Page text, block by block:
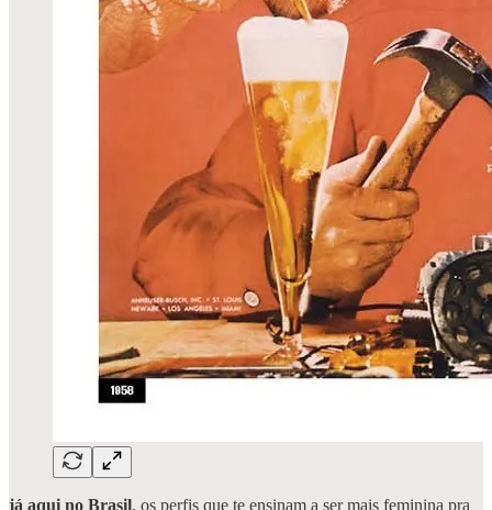
já aqui no Brasil, os perfis que te ensinam a ser mais feminina pra